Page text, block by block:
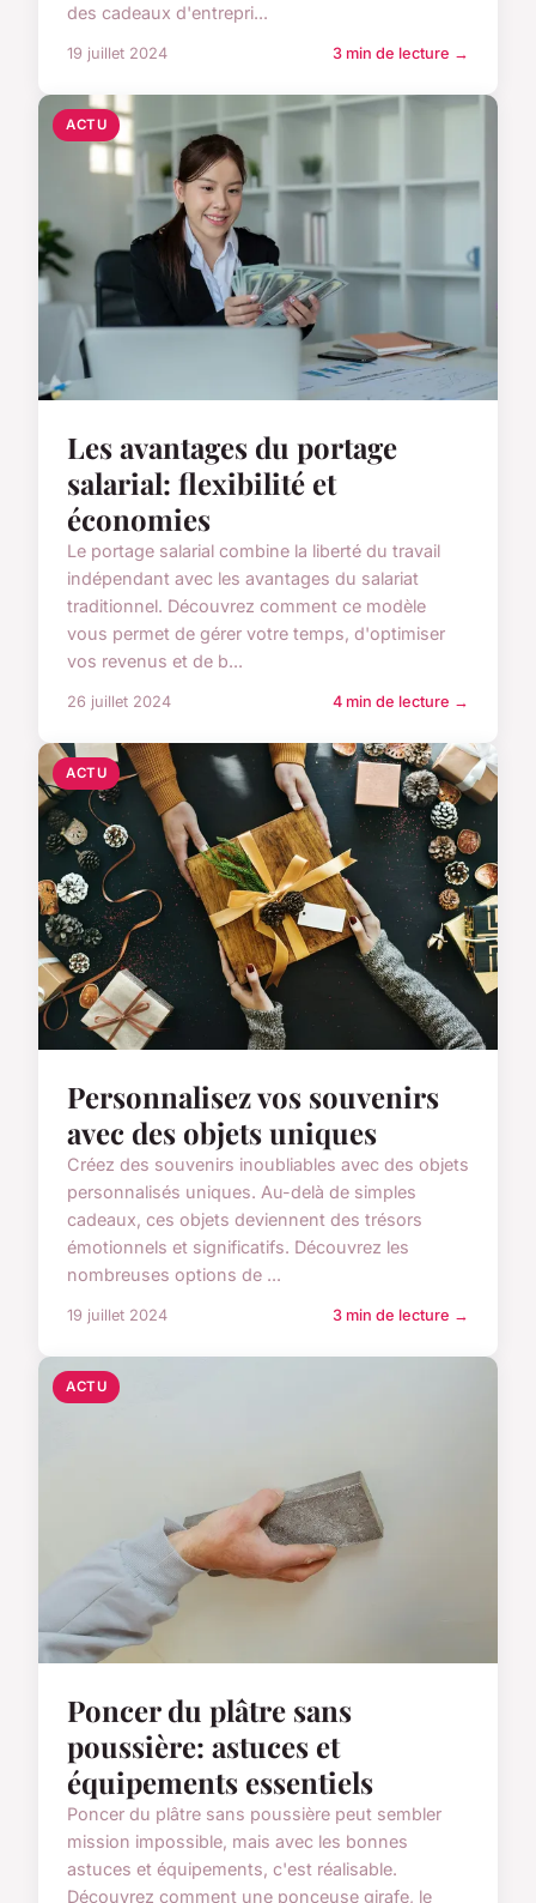
des cadeaux d'entrepri...
19 juillet 2024 3 min de lecture →
ACTU
Les avantages du portage
salarial: flexibilité et
économies
Le portage salarial combine la liberté du travail
indépendant avec les avantages du salariat
traditionnel. Découvrez comment ce modèle
vous permet de gérer votre temps, d'optimiser
vos revenus et de b...
26 juillet 2024 4 min de lecture →
ACTU
Personnalisez vos souvenirs
avec des objets uniques
Créez des souvenirs inoubliables avec des objets
personnalisés uniques. Au-delà de simples
cadeaux, ces objets deviennent des trésors
émotionnels et significatifs. Découvrez les
nombreuses options de ...
19 juillet 2024 3 min de lecture →
ACTU
Poncer du plâtre sans
poussière: astuces et
équipements essentiels
Poncer du plâtre sans poussière peut sembler
mission impossible, mais avec les bonnes
astuces et équipements, c'est réalisable.
Découvrez comment une ponceuse girafe, le